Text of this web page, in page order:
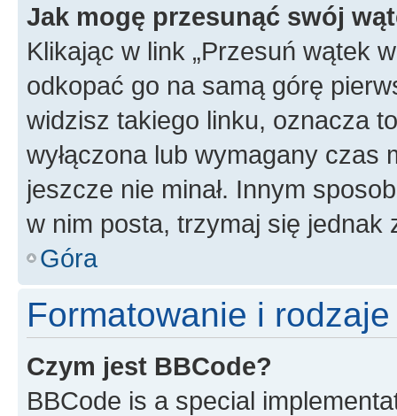
Jak mogę przesunąć swój
Klikając w link „Przesuń wątek
odkopać go na samą górę
widzisz takiego linku, oznacza
wyłączona lub wymagany czas
jeszcze nie minał. Innym
w nim posta, trzymaj się jednak
Góra
Formatowanie i
Czym jest BBCode?
BBCode is a special